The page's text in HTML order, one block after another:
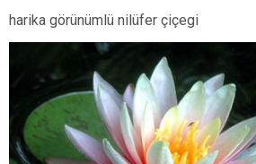
harika görünümlü nilüfer çiçegi